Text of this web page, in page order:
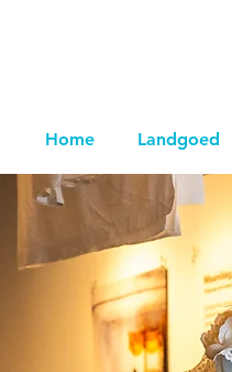
Home Landgoed